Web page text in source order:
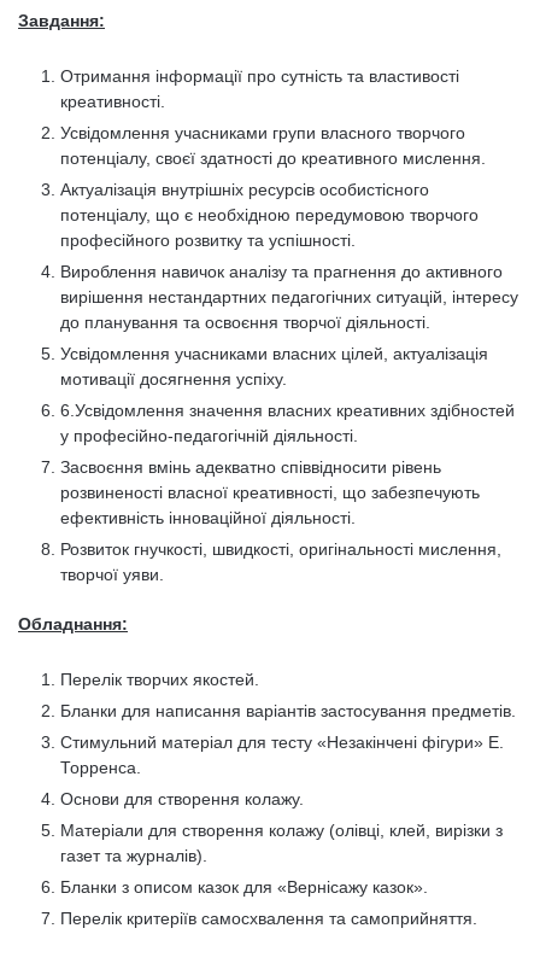
Завдання:
Отримання інформації про сутність та властивості
креативності.
Усвідомлення учасниками групи власного творчого
потенціалу, своєї здатності до креативного мислення.
Актуалізація внутрішніх ресурсів особистісного
потенціалу, що є необхідною передумовою творчого
професійного розвитку та успішності.
Вироблення навичок аналізу та прагнення до активного
вирішення нестандартних педагогічних ситуацій, інтересу
до планування та освоєння творчої діяльності.
Усвідомлення учасниками власних цілей, актуалізація
мотивації досягнення успіху.
6.Усвідомлення значення власних креативних здібностей
у професійно-педагогічній діяльності.
Засвоєння вмінь адекватно співвідносити рівень
розвиненості власної креативності, що забезпечують
ефективність інноваційної діяльності.
Розвиток гнучкості, швидкості, оригінальності мислення,
творчої уяви.
Обладнання:
Перелік творчих якостей.
Бланки для написання варіантів застосування предметів.
Стимульний матеріал для тесту «Незакінчені фігури» Е.
Торренса.
Основи для створення колажу.
Матеріали для створення колажу (олівці, клей, вирізки з
газет та журналів).
Бланки з описом казок для «Вернісажу казок».
Перелік критеріїв самосхвалення та самоприйняття.